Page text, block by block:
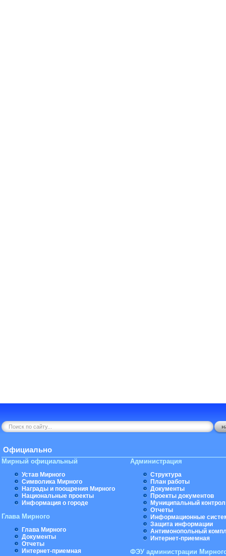
Официально
Мирный официальный
Устав Мирного
Символика Мирного
Награды и поощрения Мирного
Национальные проекты
Информация о городе
Глава Мирного
Глава Мирного
Документы
Отчеты
Интернет-приемная
Администрация
Структура
План работы
Документы
Проекты документов
Муниципальный
Отчеты
Информационные
Защита информации
Антимонопольный
Интернет-приемная
ФЭУ администрации